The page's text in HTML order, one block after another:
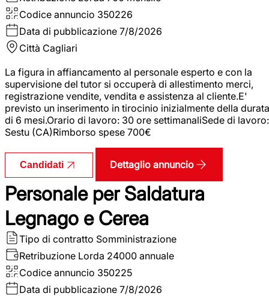
Codice annuncio 350226
Data di pubblicazione 7/8/2026
Città Cagliari
La figura in affiancamento al personale esperto e con la
supervisione del tutor si occuperà di allestimento merci,
registrazione vendite, vendita e assistenza al cliente.E'
previsto un inserimento in tirocinio inizialmente della durata
di 6 mesi.Orario di lavoro: 30 ore settimanaliSede di lavoro:
Sestu (CA)Rimborso spese 700€
Candidati Dettaglio annuncio
Personale per Saldatura
Legnago e Cerea
Tipo di contratto Somministrazione
Retribuzione Lorda 24000 annuale
Codice annuncio 350225
Data di pubblicazione 7/8/2026